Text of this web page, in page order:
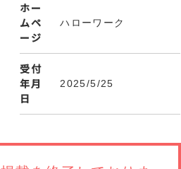
ホー
ムペ
ージ
ハローワーク
受付
年月
日
2025/5/25